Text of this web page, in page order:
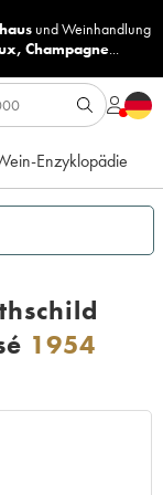
undWeinhandlung
, Champagne...
Enzyklopädie
1954